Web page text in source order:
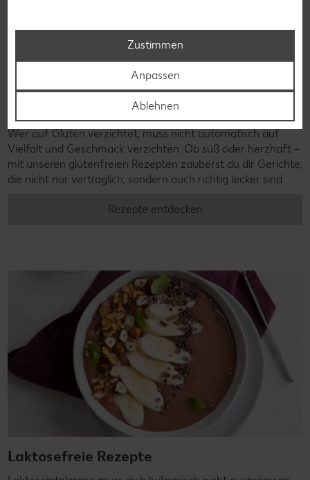
Glutenfreie Rezepte
Wer auf Gluten verzichtet, muss nicht automatisch auf
Vielfalt und Geschmack verzichten. Ob süß oder herzhaft –
mit unseren glutenfreien Rezepten zauberst du dir Gerichte,
die nicht nur verträglich, sondern auch richtig lecker sind.
Rezepte entdecken
Laktosefreie Rezepte
Zustimmen
Anpassen
Ablehnen